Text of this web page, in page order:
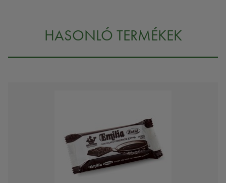
HASONLÓ TERMÉKEK